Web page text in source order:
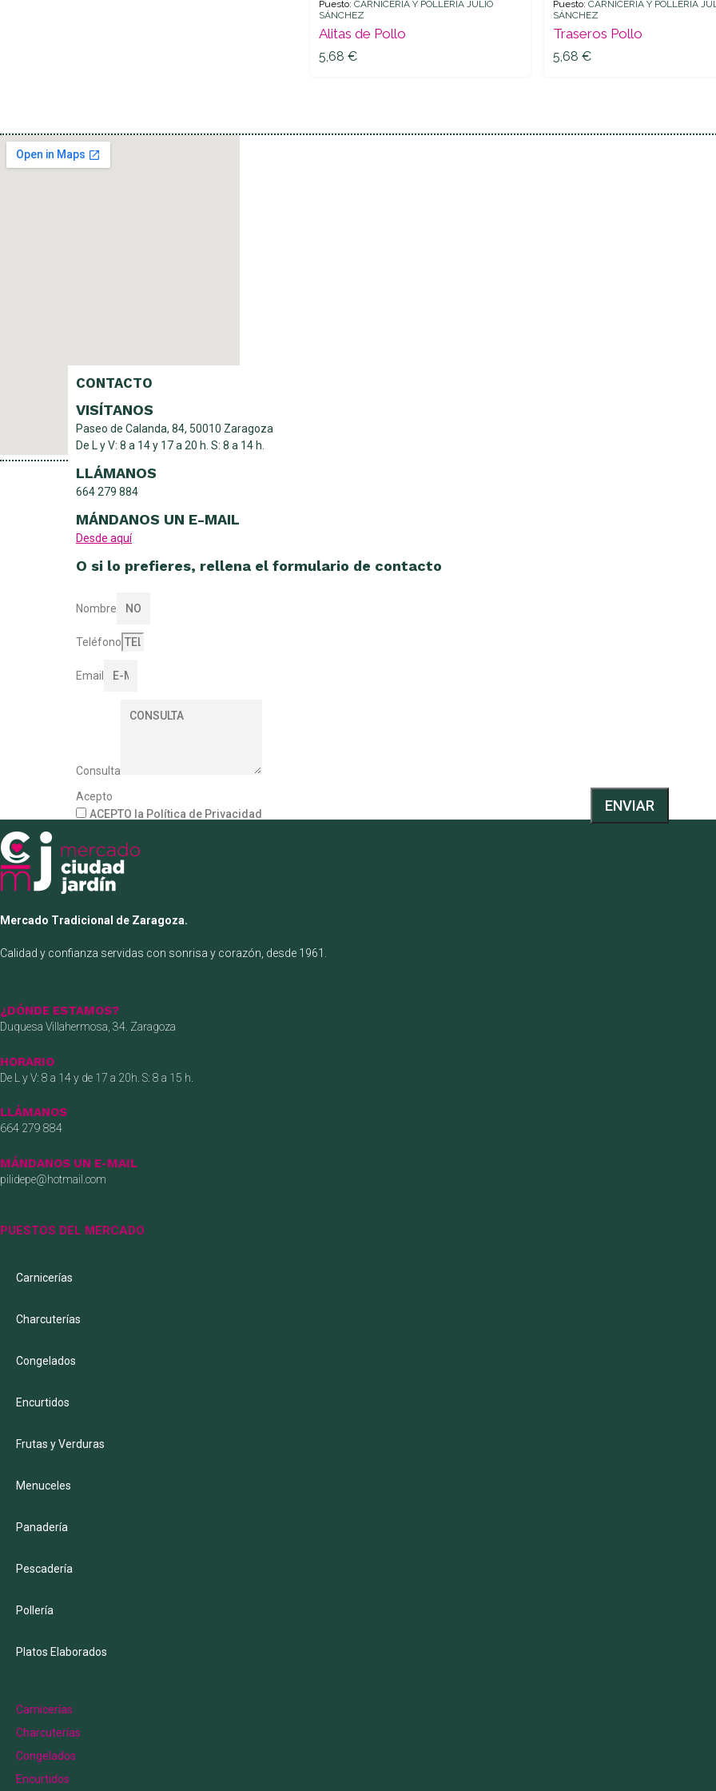
5,68€
Puesto: CARNICERÍA Y POLLERÍA JULIO
SÁNCHEZ
Alitas de Pollo
5,68 €
5,68€
Puesto: CARNICERÍA Y POLLERÍA
SÁNCHEZ
Traseros Pollo
5,68 €
CONTACTO
VISÍTANOS
Paseo de Calanda, 84, 50010 Zaragoza
De L y V: 8 a 14 y 17 a 20 h. S: 8 a 14 h.
LLÁMANOS
664 279 884
MÁNDANOS UN E-MAIL
Desde aquí
O si lo prefieres, rellena el formulario de contacto
Nombre
Teléfono
Email
Consulta
Acepto
ACEPTO la Política de Privacidad
ENVIAR
Mercado Tradicional de Zaragoza.
Calidad y confianza servidas con sonrisa y corazón, desde 1961.
¿DÓNDE ESTAMOS?
Duquesa Villahermosa, 34. Zaragoza
HORARIO
De L y V: 8 a 14 y de 17 a 20h. S: 8 a 15 h.
LLÁMANOS
664 279 884
MÁNDANOS UN E-MAIL
pilidepe@hotmail.com
PUESTOS DEL MERCADO
Carnicerías
Charcuterías
Congelados
Encurtidos
Frutas y Verduras
Menuceles
Panadería
Pescadería
Pollería
Platos Elaborados
Carnicerías
Charcuterías
Congelados
Encurtidos